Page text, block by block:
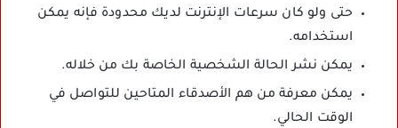
حتى ولو كان سرعات الإنترنت لديك محدودة فإنه يمكن
استخدامه.
يمكن نشر الحالة الشخصية الخاصة بك من خلاله.
يمكن معرفة من هم الأصدقاء المتاحين للتواصل في
الوقت الحالي.